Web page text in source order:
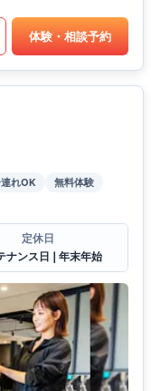
体験・相談予約
れOK
無料体験
定休日
ナンス日❘年末年始